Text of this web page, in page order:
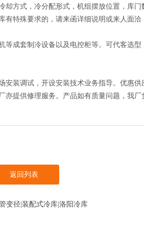
方式，冷分配形式，机组摆放位置，库
有特殊要求的，请来函详细说明或来人面
成套制冷设备以及电控柜等。可代客选型
装调试，开设安装技术业务指导。优惠供
提供修理服务。产品如有质量问题，我
返回列表
变径 装配式冷库 洛阳冷库